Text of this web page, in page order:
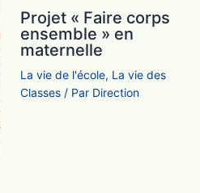
Projet « Faire corps
ensemble » en
maternelle
La vie de l'école, La vie des
Classes / Par Direction